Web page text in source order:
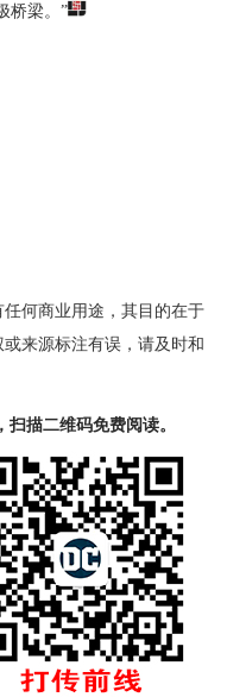
桥梁。”
何商业用途，其目的在于
来源标注有误，请及时和
描二维码免费阅读。